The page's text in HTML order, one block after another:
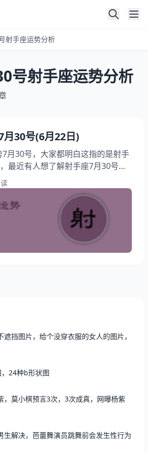
射手座运势分析
号射手座运势分析
30号(6月22日)
月30号，大家都明白这指的是射手
最近有人想了解射手座7月30号运
朋友想问射手座今日运势7月30
话题感兴趣，下面为你详解7月30
，请花一点时间仔细阅读6月22日射
吧！ 运势6月22日运势一览表 今日
对 综合运势： ★★★★★（五星之
挡图片，给个没穿衣服的女人的图片，
24种b形状图
，莫小棋预言3次，3次成真，网曝杨紫
生解决，芭蕾舞演员跳舞前会发生性行为